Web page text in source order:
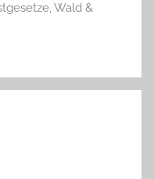
,Wald &